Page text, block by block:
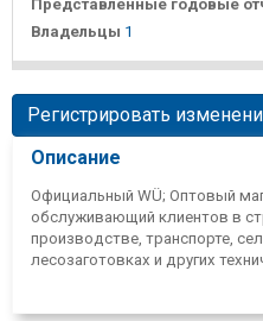
Представленные годовые
Владельцы 1
Регистрировать
Описание
Официальный WÜ; Оптовый
обслуживающий клиентов в
производстве, транспорте,
лесозаготовках и других